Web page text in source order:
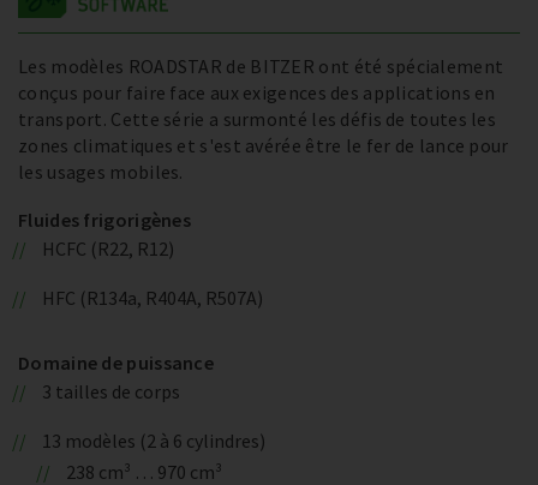
Les modèles ROADSTAR de BITZER ont été spécialement
conçus pour faire face aux exigences des applications en
transport. Cette série a surmonté les défis de toutes les
zones climatiques et s'est avérée être le fer de lance pour
les usages mobiles.
Fluides frigorigènes
HCFC (R22, R12)
HFC (R134a, R404A, R507A)
Domaine de puissance
3 tailles de corps
13 modèles (2 à 6 cylindres)
238 cm³ … 970 cm³